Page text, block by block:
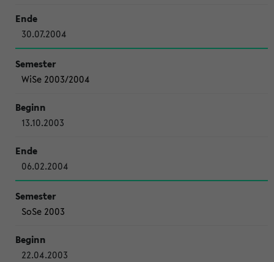
30.07.2004
WiSe 2003/2004
13.10.2003
06.02.2004
SoSe 2003
22.04.2003